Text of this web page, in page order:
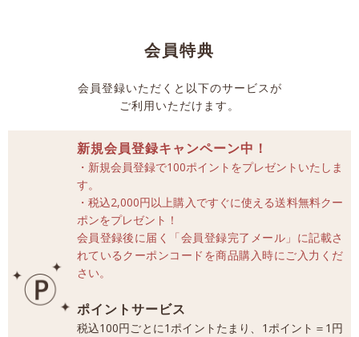
会員特典
会員登録いただくと以下のサービスが
ご利用いただけます。
新規会員登録キャンペーン中！
・新規会員登録で100ポイントをプレゼントいたしま
す。
・税込2,000円以上購入ですぐに使える送料無料クー
ポンをプレゼント！
会員登録後に届く「会員登録完了メール」に記載さ
れているクーポンコードを商品購入時にご入力くだ
さい。
ポイントサービス
税込100円ごとに1ポイントたまり、1ポイント＝1円